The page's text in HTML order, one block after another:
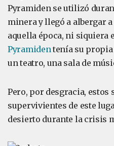
Pyramiden se utilizó
minera y llegó a albergar
aquella época, ni siquiera
Pyramidentenía su propia
un teatro, una sala de
Pero, por desgracia, estos
supervivientes de este
desierto durante la crisis